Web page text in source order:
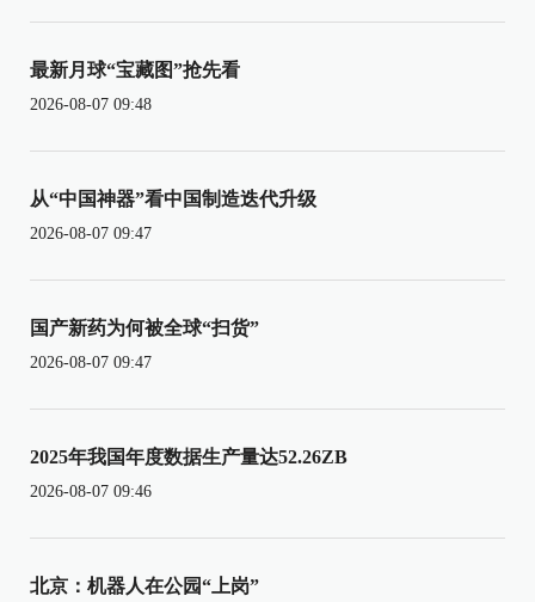
最新月球“宝藏图”抢先看
2026-08-07 09:48
从“中国神器”看中国制造迭代升级
2026-08-07 09:47
国产新药为何被全球“扫货”
2026-08-07 09:47
2025年我国年度数据生产量达52.26ZB
2026-08-07 09:46
北京：机器人在公园“上岗”